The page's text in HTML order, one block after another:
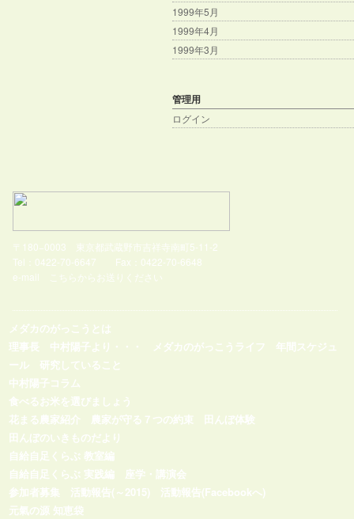
1999年5月
1999年4月
1999年3月
管理用
ログイン
〒180−0003 東京都武蔵野市吉祥寺南町5-11-2
Tel：0422-70-6647 Fax：0422-70-6648
e-mail
こちらからお送りください
メダカのがっこうとは
理事長 中村陽子より・・・
メダカのがっこうライフ
年間スケジュ
ール
研究していること
中村陽子コラム
食べるお米を選びましょう
花まる農家紹介
農家が守る７つの約束
田んぼ体験
田んぼのいきものだより
自給自足くらぶ 教室編
自給自足くらぶ 実践編
座学・講演会
参加者募集
活動報告(～2015)
活動報告(Facebookへ)
元氣の源 知恵袋